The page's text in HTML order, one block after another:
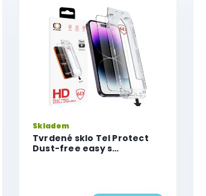
Tvrdené sklo Tel Protect
Dust-free easy s
Skladem